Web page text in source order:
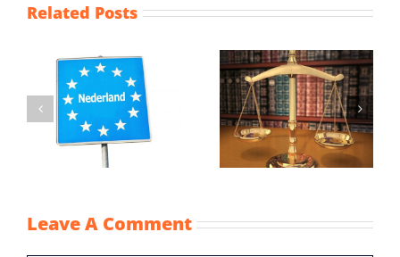
Related Posts
Gelijkere
behandeling
vreemd en eigen
Wijziging Besluit
fiscale
noodmaatregelen
coronacrisis
Leave A Comment